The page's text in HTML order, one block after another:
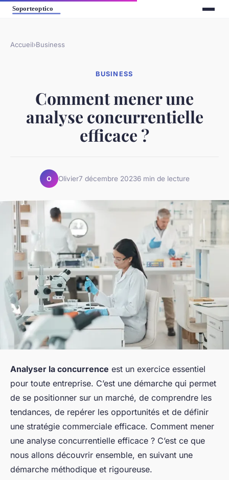
Accueil›Business
BUSINESS
Comment mener une
analyse concurrentielle
efficace ?
O Olivier7 décembre 20236 min de lecture
Analyser la concurrence est un exercice essentiel
pour toute entreprise. C’est une démarche qui permet
de se positionner sur un marché, de comprendre les
tendances, de repérer les opportunités et de définir
une stratégie commerciale efficace. Comment mener
une analyse concurrentielle efficace ? C’est ce que
nous allons découvrir ensemble, en suivant une
démarche méthodique et rigoureuse.